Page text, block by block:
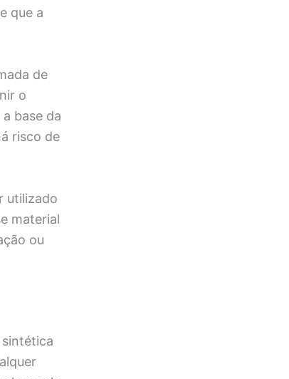
que a
de
o
base da
risco de
utilizado
material
ou